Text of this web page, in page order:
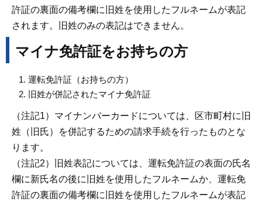
許証の裏面の備考欄に旧姓を使用したフルネームが表記
されます。旧姓のみの表記はできません。
マイナ免許証をお持ちの方
運転免許証（お持ちの方）
旧姓が併記されたマイナ免許証
（注記1）マイナンバーカードについては、区市町村に旧
姓（旧氏）を併記するための請求手続を行ったものとな
ります。
（注記2）旧姓表記については、運転免許証の表面の氏名
欄に新氏名の後に旧姓を使用したフルネームか、運転免
許証の裏面の備考欄に旧姓を使用したフルネームが表記